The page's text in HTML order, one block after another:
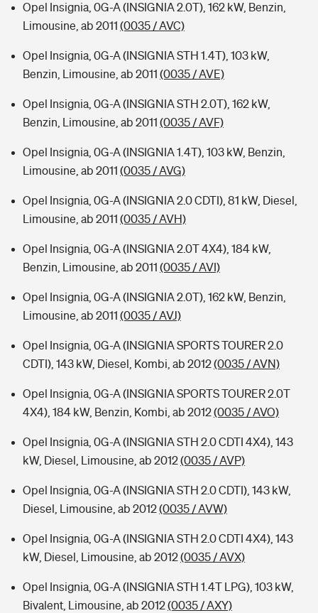
Opel Insignia, 0G-A (INSIGNIA 2.0T), 162 kW, Benzin,
Limousine, ab 2011 (0035 / AVC)
Opel Insignia, 0G-A (INSIGNIA STH 1.4T), 103 kW,
Benzin, Limousine, ab 2011 (0035 / AVE)
Opel Insignia, 0G-A (INSIGNIA STH 2.0T), 162 kW,
Benzin, Limousine, ab 2011 (0035 / AVF)
Opel Insignia, 0G-A (INSIGNIA 1.4T), 103 kW, Benzin,
Limousine, ab 2011 (0035 / AVG)
Opel Insignia, 0G-A (INSIGNIA 2.0 CDTI), 81 kW, Diesel,
Limousine, ab 2011 (0035 / AVH)
Opel Insignia, 0G-A (INSIGNIA 2.0T 4X4), 184 kW,
Benzin, Limousine, ab 2011 (0035 / AVI)
Opel Insignia, 0G-A (INSIGNIA 2.0T), 162 kW, Benzin,
Limousine, ab 2011 (0035 / AVJ)
Opel Insignia, 0G-A (INSIGNIA SPORTS TOURER 2.0
CDTI), 143 kW, Diesel, Kombi, ab 2012(0035 / AVN)
Opel Insignia, 0G-A (INSIGNIA SPORTS TOURER 2.0T
4X4), 184 kW, Benzin, Kombi, ab 2012(0035 / AVO)
Opel Insignia, 0G-A (INSIGNIA STH 2.0 CDTI 4X4), 143
kW, Diesel, Limousine, ab 2012(0035 / AVP)
Opel Insignia, 0G-A (INSIGNIA STH 2.0 CDTI), 143 kW,
Diesel, Limousine, ab 2012(0035 / AVW)
Opel Insignia, 0G-A (INSIGNIA STH 2.0 CDTI 4X4), 143
kW, Diesel, Limousine, ab 2012(0035 / AVX)
Opel Insignia, 0G-A (INSIGNIA STH 1.4T LPG), 103 kW,
Bivalent, Limousine, ab 2012(0035 / AXY)